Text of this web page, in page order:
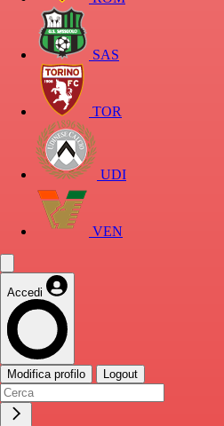
SAS
TOR
UDI
VEN
Accedi
Modifica profilo Logout